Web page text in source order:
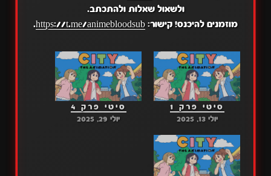
ולשאול שאלות ולהתכתב.
מוזמנים להיכנס! קישור: https://t.me/animebloodsub
.
סיטי פרק 1
יולי 13, 2025
סיטי פרק 4
יולי 29, 2025